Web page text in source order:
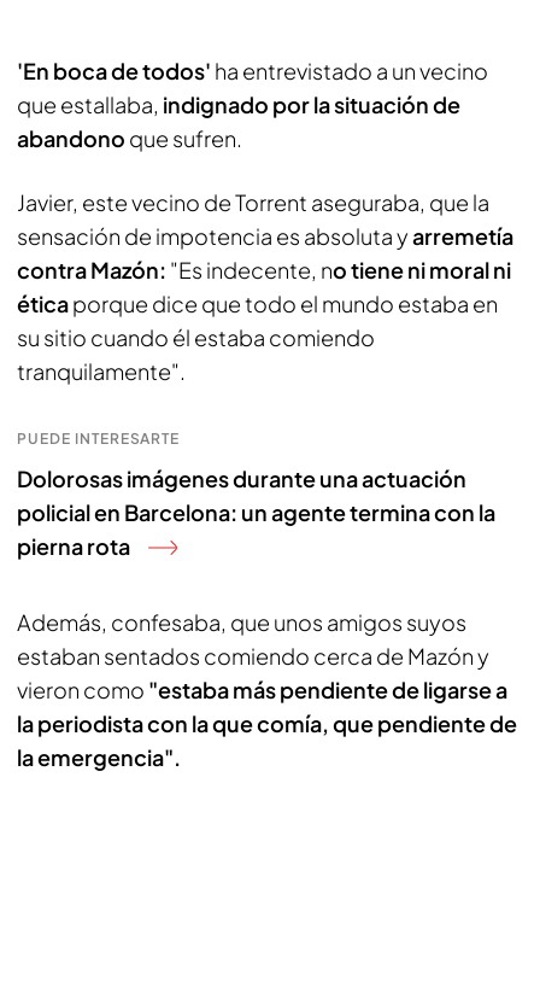
'En boca de todos' ha entrevistado a un vecino
que estallaba, indignado por la situación de
abandono que sufren.
Javier, este vecino de Torrent aseguraba, que la
sensación de impotencia es absoluta yarremetía
contra Mazón: "Es indecente, no tiene ni moral ni
éticaporque dice que todo el mundo estaba en
su sitio cuando él estaba comiendo
tranquilamente".
PUEDE INTERESARTE
Dolorosas imágenes durante una actuación
policial en Barcelona: un agente termina con la
pierna rota
Además, confesaba, que unos amigos suyos
estaban sentados comiendo cerca de Mazón y
vieron como "estaba más pendiente de ligarse a
la periodista con la que comía, que pendiente de
la emergencia".